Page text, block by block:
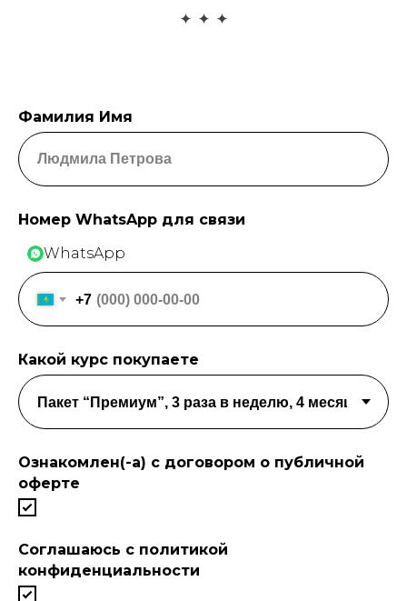
Фамилия Имя
Номер WhatsApp для связи
WhatsApp
+7
Какой курс покупаете
Ознакомлен(-а) с договором о публичной
оферте
Соглашаюсь c политикой
конфиденциальности